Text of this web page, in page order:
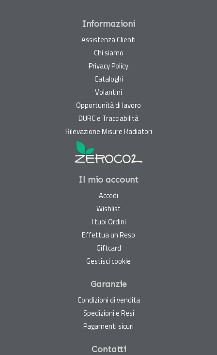
Informazioni
Assistenza Clienti
Chi siamo
Privacy Policy
Cataloghi
Volantini
Opportunità di lavoro
DURC e Tracciabilità
Rilevazione Misure Radiatori
Il mio account
Accedi
Wishlist
I tuoi Ordini
Effettua un Reso
Giftcard
Gestisci cookie
Garanzie
Condizioni di vendita
Spedizioni e Resi
Pagamenti sicuri
Contatti